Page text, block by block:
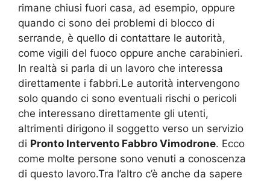
rimane chiusi fuori casa, ad esempio, oppure
quando ci sono dei problemi di blocco di
serrande, è quello di contattare le autorità,
come vigili del fuoco oppure anche carabinieri.
In realtà si parla di un lavoro che interessa
direttamente i fabbri.Le autorità intervengono
solo quando ci sono eventuali rischi o pericoli
che interessano direttamente gli utenti,
altrimenti dirigono il soggetto verso un servizio
di Pronto Intervento Fabbro Vimodrone. Ecco
come molte persone sono venuti a conoscenza
di questo lavoro.Tra l’altro c’è anche da sapere